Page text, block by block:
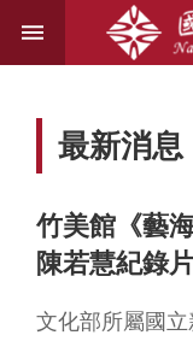
跳到主要內容區塊
尋
們
最新消息
竹美館《藝
陳若慧紀錄
文化部所屬國